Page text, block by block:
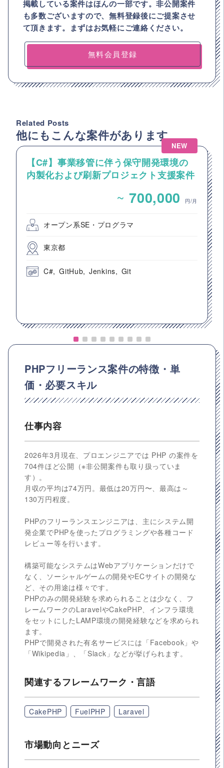
掲載している案件はほんの一部です。非公開案件
も多数ございますので、無料登録後にご提案させ
て頂きます。まずはお気軽にご連絡ください。
無料会員登録
Related Posts
他にもこんな案件があります
NEW
【C#】事業移管に伴う保守開発環境の
内製化および刷新プロジェクト支援案件
~ 700,000 円/月
オープン系SE・プログラマ
東京都
C# GitHub Jenkins Git
PHPフリーランス案件の特徴・単
価・必要スキル
仕事内容
2026年3月現在、プロエンジニアでは PHP の案件を
704件ほど公開（※非公開案件も取り扱っていま
す）。
月収の平均は74万円。最低は20万円〜、最高は～
130万円程度。
PHPのフリーランスエンジニアは、主にシステム開
発企業でPHPを使ったプログラミングや各種コード
レビュー等を行います。
構築可能なシステムはWebアプリケーションだけで
なく、ソーシャルゲームの開発やECサイトの開発な
ど、その用途は様々です。
PHPのみの開発経験を求められることは少なく、フ
レームワークのLaravelやCakePHP、インフラ環境
をセットにしたLAMP環境の開発経験などを求められ
ます。
PHPで開発された有名サービスには「Facebook」や
「Wikipedia」、「Slack」などが挙げられます。
関連するフレームワーク・言語
CakePHP FuelPHP Laravel
市場動向とニーズ